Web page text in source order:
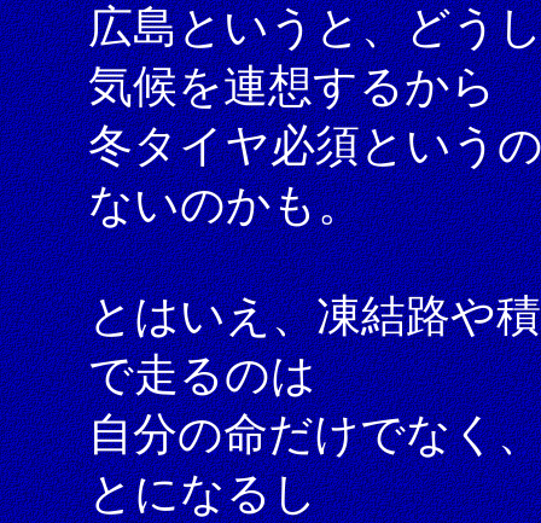
広島というと、どう
気候を連想するから
冬タイヤ必須という
ないのかも。
とはいえ、凍結路や
で走るのは
自分の命だけでなく
とになるし